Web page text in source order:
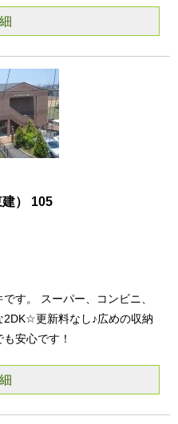
） 105
す。 スーパー、コンビニ、
2DK☆更新料なし♪広めの収納
安心です！